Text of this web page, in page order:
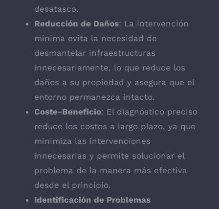
desatasco.
Reducción de Daños: La intervención
mínima evita la necesidad de
desmantelar infraestructuras
innecesariamente, lo que reduce los
daños a su propiedad y asegura que el
entorno permanezca intacto.
Coste-Beneficio: El diagnóstico preciso
reduce los costos a largo plazo, ya que
minimiza las intervenciones
innecesarias y permite solucionar el
problema de la manera más efectiva
desde el principio.
Identificación de Problemas